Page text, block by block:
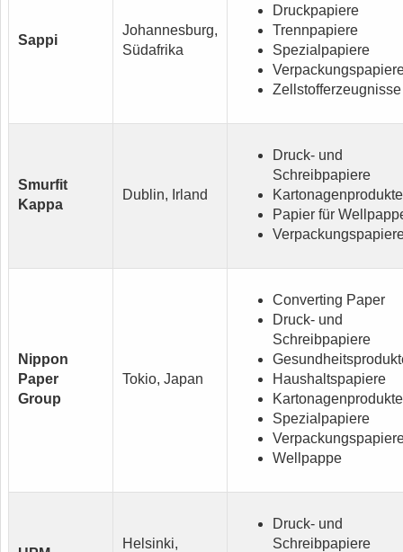
Sappi
Johannesburg,
Südafrika
Druckpapiere
Trennpapiere
Spezialpapiere
Zellstofferzeugnisse
Smurfit
Kappa
Dublin, Irland
Druck- und
Schreibpapiere
Kartonagenprodukte
Papier für
Nippon
Paper
Group
Tokio, Japan
Converting Paper
Druck- und
Schreibpapiere
Haushaltspapiere
Kartonagenprodukte
Spezialpapiere
Wellpappe
Helsinki,
Druck- und
Schreibpapiere